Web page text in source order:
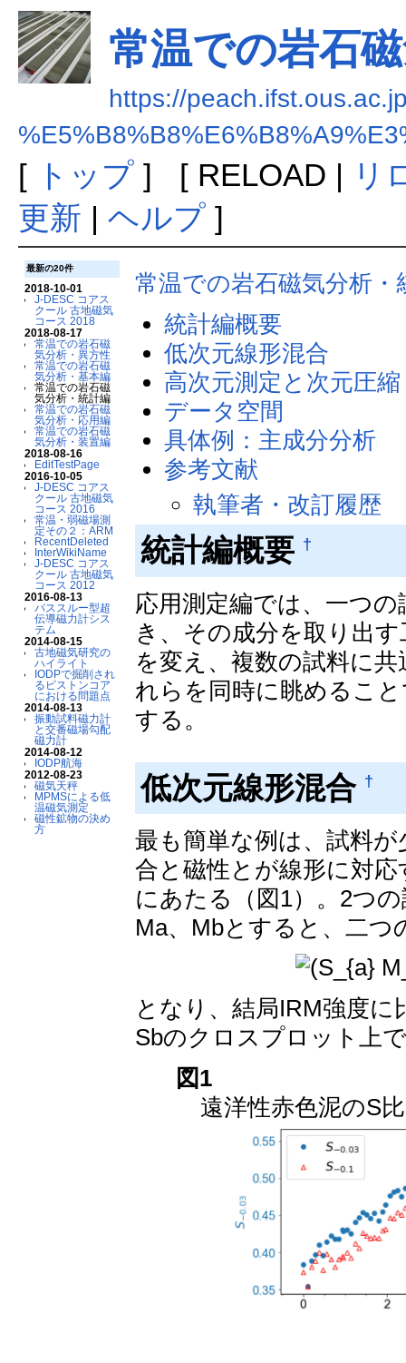
常温での岩石
https://
[ トップ] [ RELOAD | リ
更新 | ヘルプ]
最新の20件
2018-10-01
J-DESC コアス
クール 古地磁気
コース 2018
2018-08-17
常温での岩石磁
気分析・異方性
常温での岩石磁
気分析・基本編
常温での岩石磁
気分析・統計編
常温での岩石磁
気分析・応用編
常温での岩石磁
気分析・装置編
2018-08-16
EditTestPage
2016-10-05
J-DESC コアス
クール 古地磁気
コース 2016
常温・弱磁場測
定その２：ARM
RecentDeleted
InterWikiName
J-DESC コアス
クール 古地磁気
コース 2012
2016-08-13
パススルー型超
伝導磁力計シス
テム
2014-08-15
古地磁気研究の
ハイライト
IODPで掘削され
るピストンコア
における問題点
2014-08-13
振動試料磁力計
と交番磁場勾配
磁力計
2014-08-12
IODP航海
2012-08-23
磁気天秤
MPMSによる低
温磁気測定
磁性鉱物の決め
方
常温での岩石磁気分析・
統計編概要
低次元線形混合
高次元測定と次元圧縮
データ空間
具体例：主成分分析
参考文献
執筆者・改訂履歴
統計編概要 †
応用測定編では、一つ
き、その成分を取り出
を変え、複数の試料に
れらを同時に眺めるこ
する。
低次元線形混合 †
最も簡単な例は、試料
合と磁性とが線形に対
にあたる（図1）。2つ
Ma、Mbとすると、二
となり、結局IRM強度
Sbのクロスプロット上
図1
遠洋性赤色泥のS